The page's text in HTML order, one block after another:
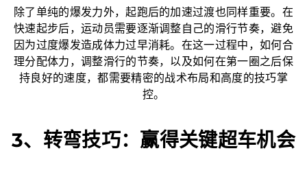
除了单纯的爆发力外，起跑后的加速过渡也同样重要。在
快速起步后，运动员需要逐渐调整自己的滑行节奏，避免
因为过度爆发造成体力过早消耗。在这一过程中，如何合
理分配体力，调整滑行的节奏，以及如何在第一圈之后保
持良好的速度，都需要精密的战术布局和高度的技巧掌
控。
3、转弯技巧：赢得关键超车机会